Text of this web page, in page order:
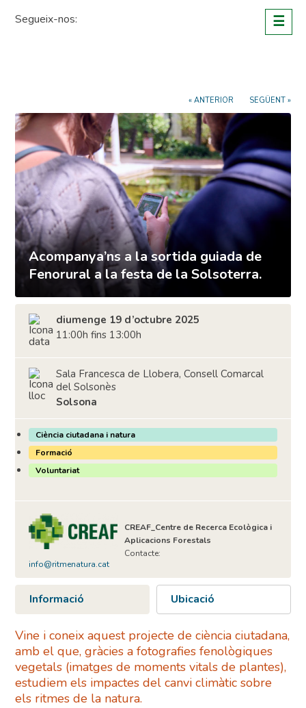
Segueix-nos: ☰
« ANTERIOR SEGÜENT »
Acompanya’ns a la sortida guiada de
Fenorural a la festa de la Solsoterra.
diumenge 19 d’octubre 2025
11:00h fins 13:00h
Sala Francesca de Llobera, Consell Comarcal
del Solsonès
Solsona
Ciència ciutadana i natura
Formació
Voluntariat
CREAF_Centre de Recerca Ecològica i
Aplicacions Forestals
Contacte:
info@ritmenatura.cat
Informació Ubicació
Vine i coneix aquest projecte de ciència ciutadana,
amb el que, gràcies a fotografies fenològiques
vegetals (imatges de moments vitals de plantes),
estudiem els impactes del canvi climàtic sobre
els ritmes de la natura.